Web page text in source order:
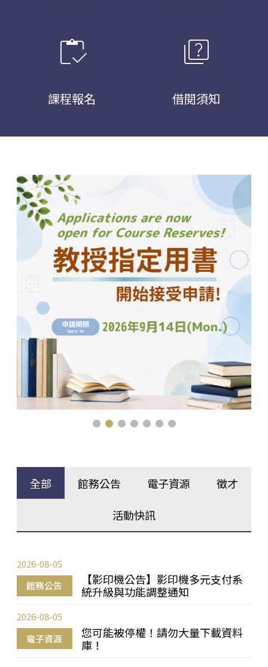
inventory
課程報名
quiz
借閱須知
全部 館務公告 電子資源 徵才
活動快訊
館務公告
【影印機公告】影印機多元支付系
統升級與功能調整通知
2026-08-05
電子資源
您可能被停權！請勿大量下載資料
庫！
2026-08-05